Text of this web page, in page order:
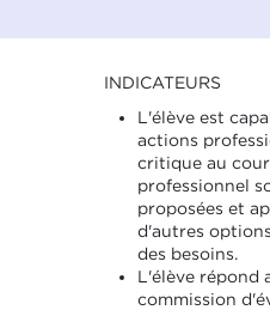
INDICATEURS
L'élève est
actions
critique au
professionnel
proposées et
d'autres
des besoins.
L'élève répond
commission